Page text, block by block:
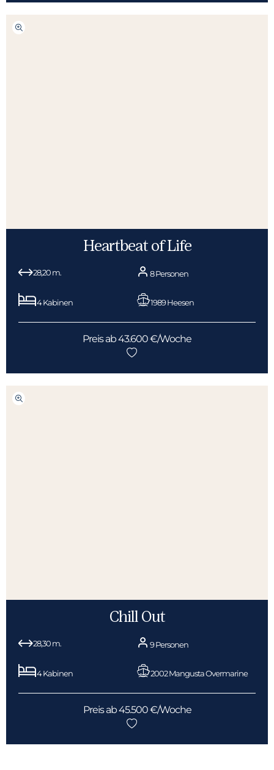
Heartbeat of Life
28,20 m. 8 Personen
4 Kabinen 1989 Heesen
Preis ab 43.600 €/Woche
Chill Out
28,30 m. 9 Personen
4 Kabinen 2002 Mangusta Overmarine
Preis ab 45.500 €/Woche